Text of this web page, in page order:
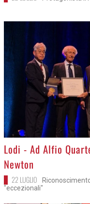
>Lodi - Ad Alfio
Newton
22 LUGLIO
"eccezionali"